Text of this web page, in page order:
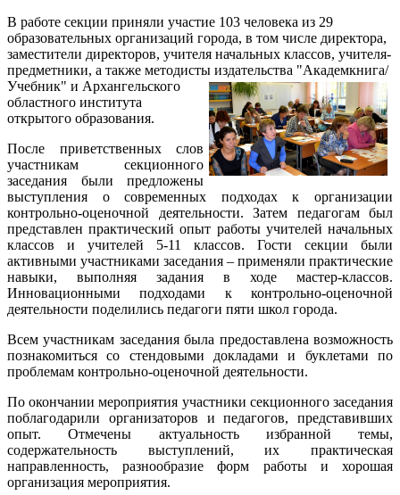
В работе секции приняли участие 103 человека из 29
образовательных организаций города, в том числе директора,
заместители директоров, учителя начальных классов, учителя-
предметники, а также методисты издательства "Академкнига/
Учебник" и Архангельского
областного института
открытого образования.
После приветственных слов
участникам секционного
заседания были предложены
выступления о современных подходах к организации
контрольно-оценочной деятельности. Затем педагогам был
представлен практический опыт работы учителей начальных
классов и учителей 5-11 классов. Гости секции были
активными участниками заседания – применяли практические
навыки, выполняя задания в ходе мастер-классов.
Инновационными подходами к контрольно-оценочной
деятельности поделились педагоги пяти школ города.
Всем участникам заседания была предоставлена возможность
познакомиться со стендовыми докладами и буклетами по
проблемам контрольно-оценочной деятельности.
По окончании мероприятия участники секционного заседания
поблагодарили организаторов и педагогов, представивших
опыт. Отмечены актуальность избранной темы,
содержательность выступлений, их практическая
направленность, разнообразие форм работы и хорошая
организация мероприятия.